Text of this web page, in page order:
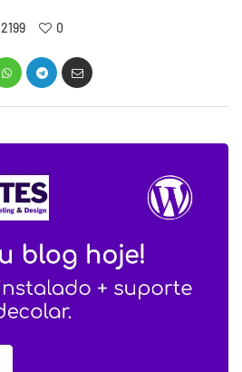
2199 0